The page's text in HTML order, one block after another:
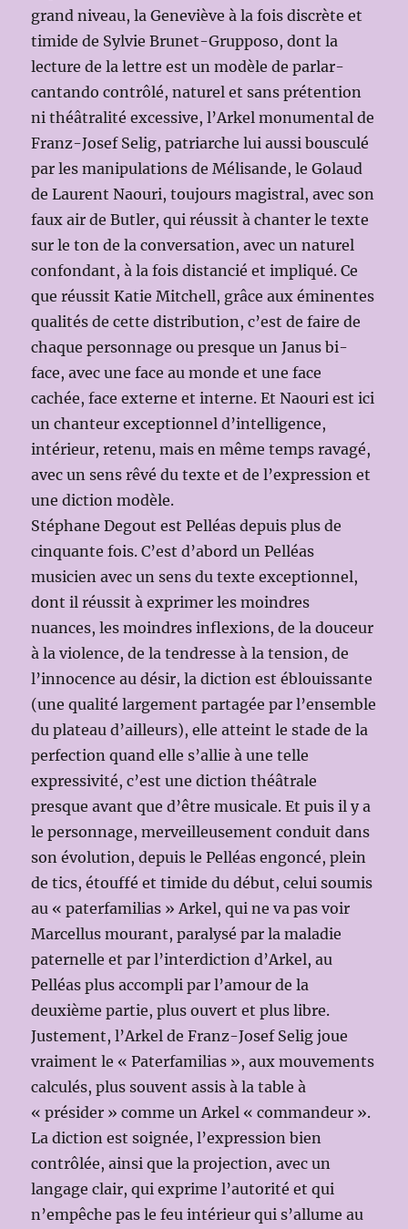
grand niveau, la Geneviève à la fois discrète et
timide de Sylvie Brunet-Grupposo, dont la
lecture de la lettre est un modèle de parlar-
cantando contrôlé, naturel et sans prétention
ni théâtralité excessive, l’Arkel monumental de
Franz-Josef Selig, patriarche lui aussi bousculé
par les manipulations de Mélisande, le Golaud
de Laurent Naouri, toujours magistral, avec son
faux air de Butler, qui réussit à chanter le texte
sur le ton de la conversation, avec un naturel
confondant, à la fois distancié et impliqué. Ce
que réussit Katie Mitchell, grâce aux éminentes
qualités de cette distribution, c’est de faire de
chaque personnage ou presque un Janus bi-
face, avec une face au monde et une face
cachée, face externe et interne. Et Naouri est ici
un chanteur exceptionnel d’intelligence,
intérieur, retenu, mais en même temps ravagé,
avec un sens rêvé du texte et de l’expression et
une diction modèle.
Stéphane Degout est Pelléas depuis plus de
cinquante fois. C’est d’abord un Pelléas
musicien avec un sens du texte exceptionnel,
dont il réussit à exprimer les moindres
nuances, les moindres inflexions, de la douceur
à la violence, de la tendresse à la tension, de
l’innocence au désir, la diction est éblouissante
(une qualité largement partagée par l’ensemble
du plateau d’ailleurs), elle atteint le stade de la
perfection quand elle s’allie à une telle
expressivité, c’est une diction théâtrale
presque avant que d’être musicale. Et puis il y a
le personnage, merveilleusement conduit dans
son évolution, depuis le Pelléas engoncé, plein
de tics, étouffé et timide du début, celui soumis
au « paterfamilias » Arkel, qui ne va pas voir
Marcellus mourant, paralysé par la maladie
paternelle et par l’interdiction d’Arkel, au
Pelléas plus accompli par l’amour de la
deuxième partie, plus ouvert et plus libre.
Justement, l’Arkel de Franz-Josef Selig joue
vraiment le « Paterfamilias », aux mouvements
calculés, plus souvent assis à la table à
« présider » comme un Arkel « commandeur ».
La diction est soignée, l’expression bien
contrôlée, ainsi que la projection, avec un
langage clair, qui exprime l’autorité et qui
n’empêche pas le feu intérieur qui s’allume au